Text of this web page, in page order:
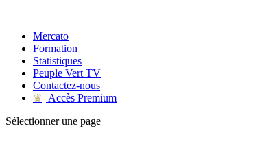
Mercato
Formation
Statistiques
Peuple Vert TV
Contactez-nous
♛
Accès Premium
Sélectionner une page